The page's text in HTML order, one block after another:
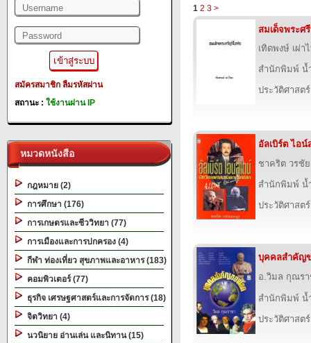
สมัครสมาชิก ลืมรหัสผ่าน
สถานะ : ใช้งานผ่าน IP
หมวดหนังสือ
กฎหมาย (2)
การศึกษา (176)
การเกษตรและชีววิทยา (77)
การเมืองและการปกครอง (4)
กีฬา ท่องเที่ยว สุขภาพและอาหาร (183)
คอมพิวเตอร์ (77)
ธุรกิจ เศรษฐศาสตร์และการจัดการ (18)
จิตวิทยา (4)
นวนิยาย อ่านเล่น และนิทาน (15)
1 2 3 >
สมเด็จพระศ
เทิดพงษ์ เผ่า
สำนักพิมพ์ น้
ประวัติศาสต
อัลเบิร์ต ไอน์
ชาคริต วรชั
สำนักพิมพ์ น้
ประวัติศาสต
บุคคลสำคัญ
อ.วิมล กุณร
สำนักพิมพ์ น้
ประวัติศาสต